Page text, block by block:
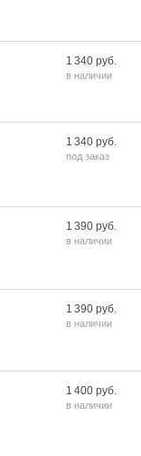
1 340 руб.
в наличии
1 340 руб.
под заказ
1 390 руб.
в наличии
1 390 руб.
в наличии
1 400 руб.
в наличии